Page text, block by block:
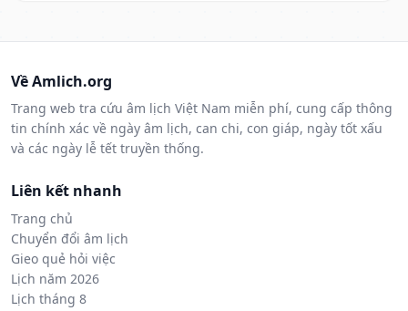
Về Amlich.org
Trang web tra cứu âm lịch Việt Nam miễn phí, cung cấp thông
tin chính xác về ngày âm lịch, can chi, con giáp, ngày tốt xấu
và các ngày lễ tết truyền thống.
Liên kết nhanh
Trang chủ
Chuyển đổi âm lịch
Gieo quẻ hỏi việc
Lịch năm 2026
Lịch tháng 8